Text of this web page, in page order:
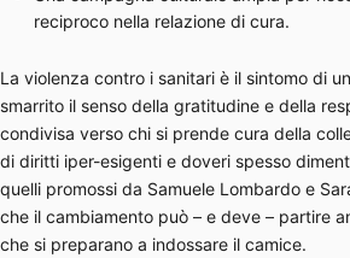
reciproco nella relazione di cura.
La violenza contro i sanitari è il sintomo di
smarrito il senso della gratitudine e della
condivisa verso chi si prende cura della
di diritti iper-esigenti e doveri spesso
quelli promossi da Samuele Lombardo e
che il cambiamento può – e deve – partire
che si preparano a indossare il camice.